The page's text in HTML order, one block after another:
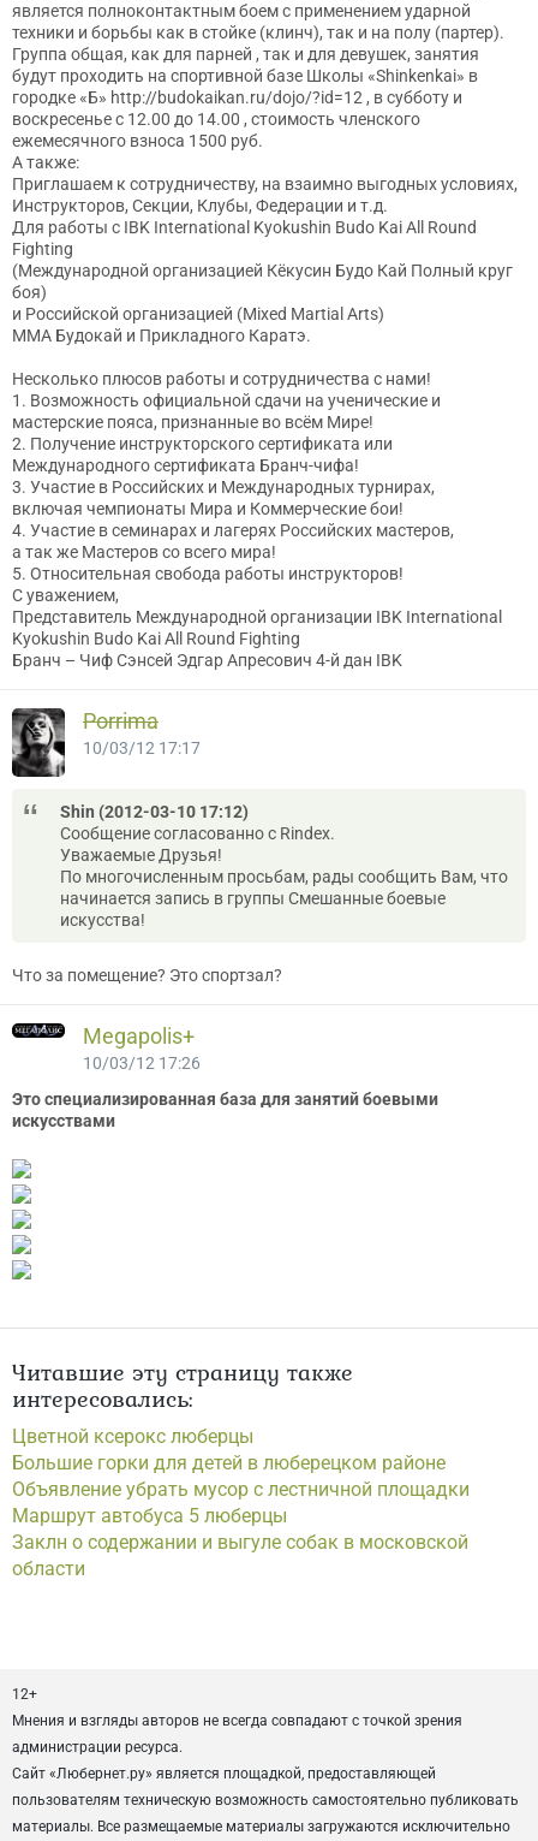
является полноконтактным боем с применением ударной
техники и борьбы как в стойке (клинч), так и на полу (партер).
Группа общая, как для парней , так и для девушек, занятия
будут проходить на спортивной базе Школы «Shinkenkai» в
городке «Б» http://budokaikan.ru/dojo/?id=12 , в субботу и
воскресенье с 12.00 до 14.00 , стоимость членского
ежемесячного взноса 1500 руб.
А также:
Приглашаем к сотрудничеству, на взаимно выгодных условиях,
Инструкторов, Секции, Клубы, Федерации и т.д.
Для работы с IBK International Kyokushin Budo Kai All Round
Fighting
(Международной организацией Кёкусин Будо Кай Полный круг
боя)
и Российской организацией (Mixed Martial Arts)
MMA Будокай и Прикладного Каратэ.
Несколько плюсов работы и сотрудничества с нами!
1. Возможность официальной сдачи на ученические и
мастерские пояса, признанные во всём Мире!
2. Получение инструкторского сертификата или
Международного сертификата Бранч-чифа!
3. Участие в Российских и Международных турнирах,
включая чемпионаты Мира и Коммерческие бои!
4. Участие в семинарах и лагерях Российских мастеров,
а так же Мастеров со всего мира!
5. Относительная свобода работы инструкторов!
С уважением,
Представитель Международной организации IBK International
Kyokushin Budo Kai All Round Fighting
Бранч – Чиф Сэнсей Эдгар Апресович 4-й дан IBK
Porrima
10/03/12 17:17
Shin (2012-03-10 17:12)
Сообщение согласованно с Rindex.
Уважаемые Друзья!
По многочисленным просьбам, рады сообщить Вам, что
начинается запись в группы Смешанные боевые
искусства!
Что за помещение? Это спортзал?
Megapolis+
10/03/12 17:26
Это специализированная база для занятий боевыми
искусствами
Читавшие эту страницу также
интересовались:
Цветной ксерокс люберцы
Большие горки для детей в люберецком районе
Объявление убрать мусор с лестничной площадки
Маршрут автобуса 5 люберцы
Заклн о содержании и выгуле собак в московской
области
12+
Мнения и взгляды авторов не всегда совпадают с точкой зрения
администрации ресурса.
Сайт «Любернет.ру» является площадкой, предоставляющей
пользователям техническую возможность самостоятельно публиковать
материалы. Все размещаемые материалы загружаются исключительно